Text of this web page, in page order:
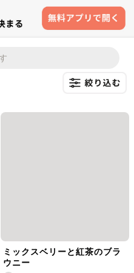
ミックスベリーと紅茶のブラ
ウニー